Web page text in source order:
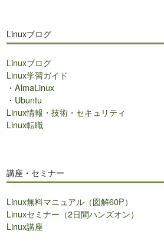
Linuxブログ
Linuxブログ
Linux学習ガイド
・AlmaLinux
・ Ubuntu
Linux情報・技術・セキュリティ
Linux転職
講座・セミナー
Linux無料マニュアル（図解60P）
Linuxセミナー（2日間ハンズオン）
Linux講座